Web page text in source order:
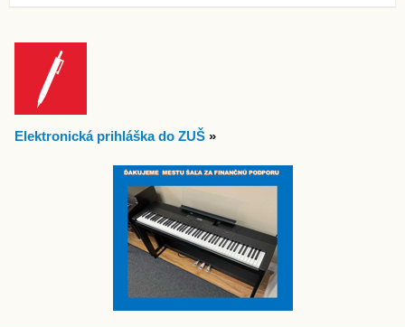
Elektronická prihláška do ZUŠ »